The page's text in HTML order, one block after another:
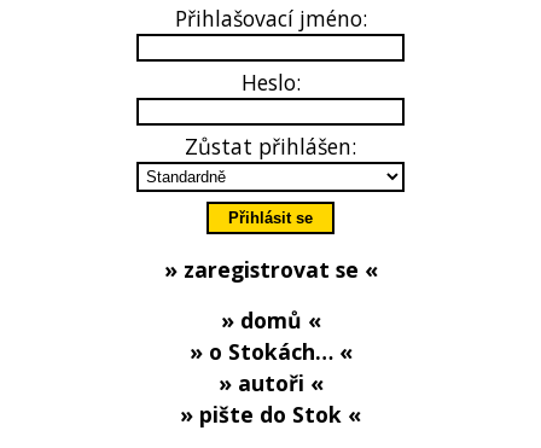
Přihlašovací jméno:
Heslo:
Zůstat přihlášen:
» zaregistrovat se «
» domů «
» o Stokách… «
» autoři «
» pište do Stok «